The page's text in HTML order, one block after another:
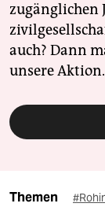
zugänglichen
auch? Dann
unsere Aktion.
Themen